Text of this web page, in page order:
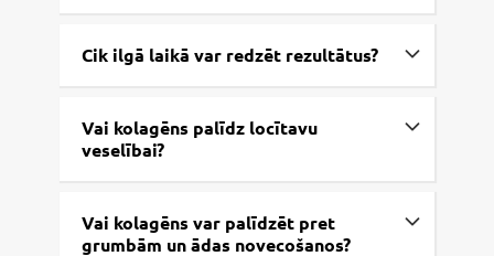
Cik ilgā laikā var redzēt rezultātus?
Vai kolagēns palīdz locītavu
veselībai?
Vai kolagēns var palīdzēt pret
grumbām un ādas novecošanos?